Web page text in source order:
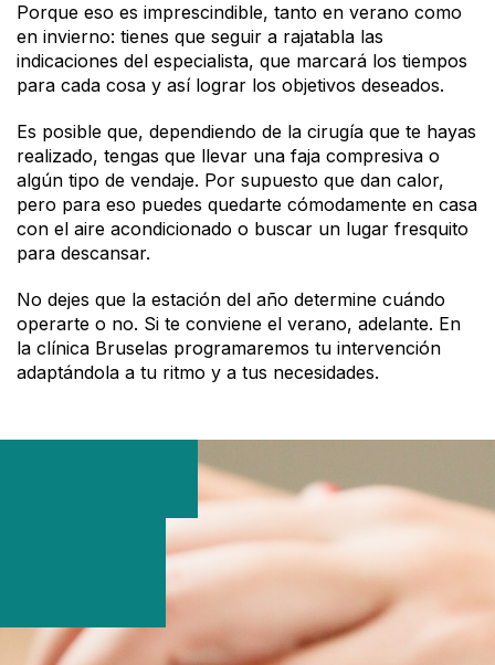
Porque eso es imprescindible, tanto en verano como
en invierno: tienes que seguir a rajatabla las
indicaciones del especialista, que marcará los tiempos
para cada cosa y así lograr los objetivos deseados.
Es posible que, dependiendo de la cirugía que te hayas
realizado, tengas que llevar una faja compresiva o
algún tipo de vendaje. Por supuesto que dan calor,
pero para eso puedes quedarte cómodamente en casa
con el aire acondicionado o buscar un lugar fresquito
para descansar.
No dejes que la estación del año determine cuándo
operarte o no. Si te conviene el verano, adelante. En
la clínica Bruselas programaremos tu intervención
adaptándola a tu ritmo y a tus necesidades.